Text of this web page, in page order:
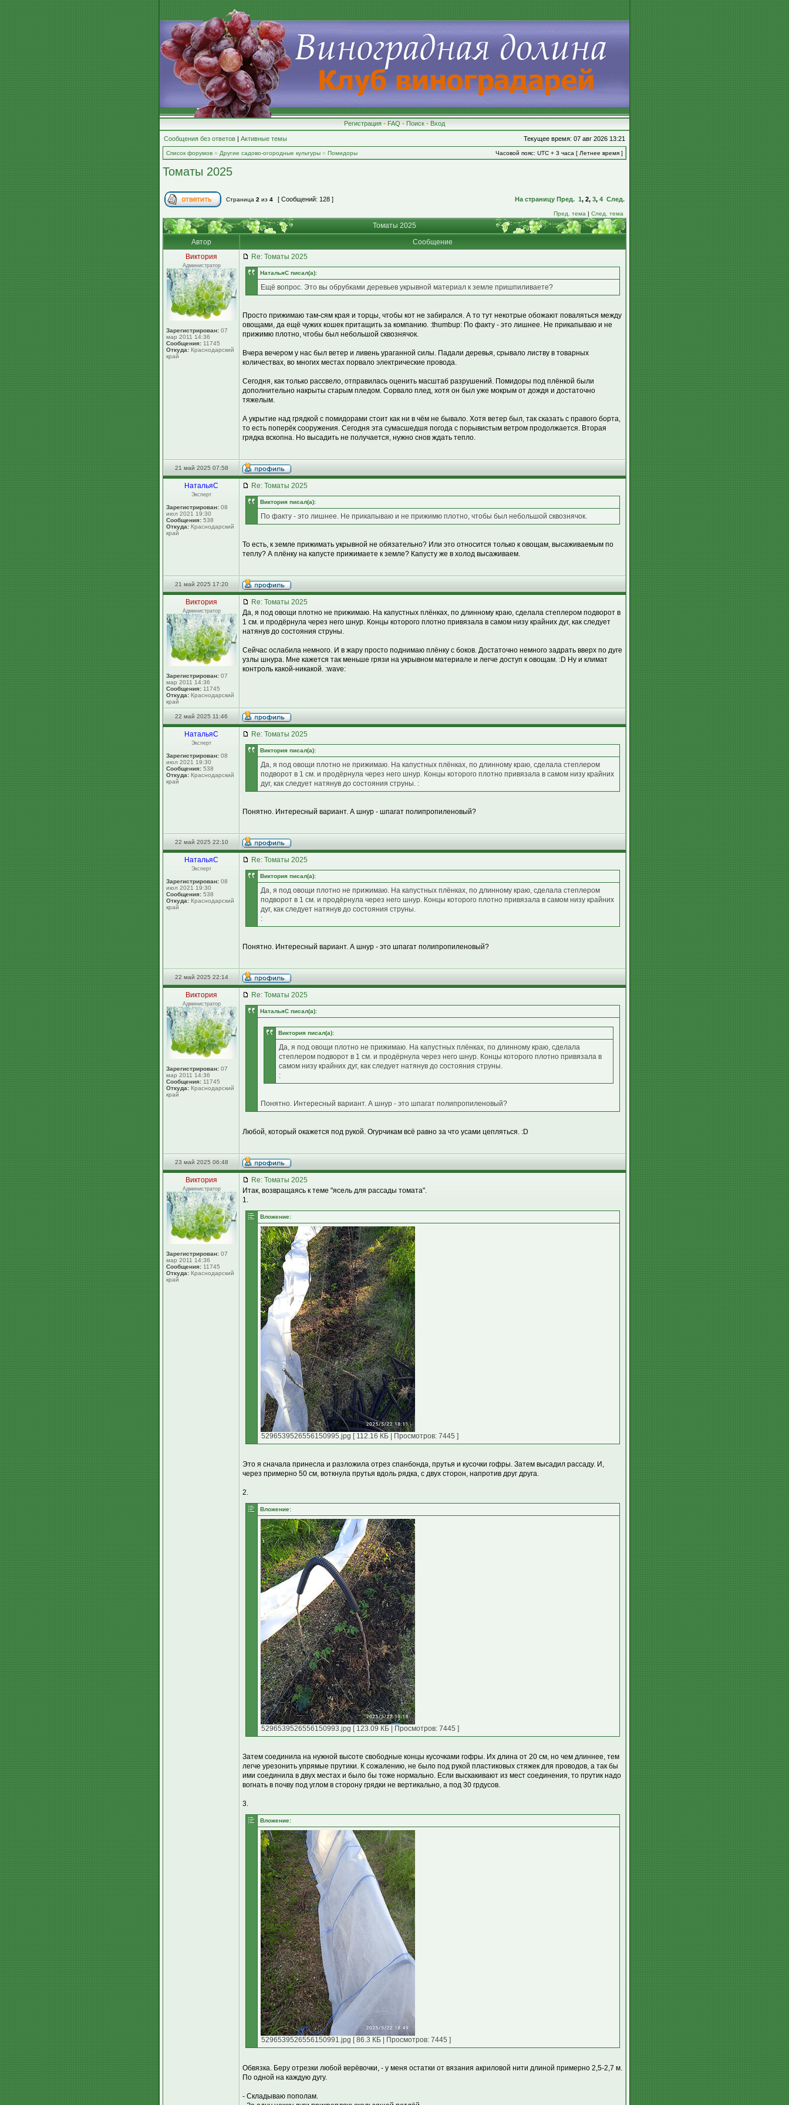
Регистрация • FAQ • Поиск • Вход
Сообщения без ответов | Активные темы Текущее время: 07 авг 2026 13:21
Список форумов » Другие садово-огородные культуры » Помидоры Часовой пояс: UTC + 3 часа [ Летнее время ]
Томаты 2025
Страница 2 из 4 [ Сообщений: 128 ] На страницу Пред. 1, 2, 3, 4 След.
Пред. тема | След. тема
Томаты 2025
Автор
Сообщение
Виктория
Администратор
Зарегистрирован: 07
мар 2011 14:36
Сообщения: 11745
Откуда: Краснодарский
край
Re: Томаты 2025
НатальяС писал(а):
Ещё вопрос. Это вы обрубками деревьев укрывной материал к земле пришпиливаете?
Просто прижимаю там-сям края и торцы, чтобы кот не забирался. А то тут некотрые обожают поваляться между
овощами, да ещё чужих кошек притащить за компанию. :thumbup: По факту - это лишнее. Не прикапываю и не
прижимю плотно, чтобы был небольшой сквознячок.
Вчера вечером у нас был ветер и ливень ураганной силы. Падали деревья, срывало листву в товарных
количествах, во многих местах порвало электрические провода.
Сегодня, как только рассвело, отправилась оценить масштаб разрушений. Помидоры под плёнкой были
дополнительно накрыты старым пледом. Сорвало плед, хотя он был уже мокрым от дождя и достаточно
тяжелым.
А укрытие над грядкой с помидорами стоит как ни в чём не бывало. Хотя ветер был, так сказать с правого борта,
то есть поперёк сооружения. Сегодня эта сумасшедшя погода с порывистым ветром продолжается. Вторая
грядка вскопна. Но высадить не получается, нужно снов ждать тепло.
21 май 2025 07:58
НатальяС
Эксперт
Зарегистрирован: 08
июл 2021 19:30
Сообщения: 538
Откуда: Краснодарский
край
Re: Томаты 2025
Виктория писал(а):
По факту - это лишнее. Не прикапываю и не прижимю плотно, чтобы был небольшой сквознячок.
То есть, к земле прижимать укрывной не обязательно? Или это относится только к овощам, высаживаемым по
теплу? А плёнку на капусте прижимаете к земле? Капусту же в холод высаживаем.
21 май 2025 17:20
Виктория
Администратор
Зарегистрирован: 07
мар 2011 14:36
Сообщения: 11745
Откуда: Краснодарский
край
Re: Томаты 2025
Да, я под овощи плотно не прижимаю. На капустных плёнках, по длинному краю, сделала степлером подворот в
1 см. и продёрнула через него шнур. Концы которого плотно привязала в самом низу крайних дуг, как следует
натянув до состояния струны.
Сейчас ослабила немного. И в жару просто поднимаю плёнку с боков. Достаточно немного задрать вверх по дуге
узлы шнура. Мне кажется так меньше грязи на укрывном материале и легче доступ к овощам. :D Ну и климат
контроль какой-никакой. :wave:
22 май 2025 11:46
НатальяС
Эксперт
Зарегистрирован: 08
июл 2021 19:30
Сообщения: 538
Откуда: Краснодарский
край
Re: Томаты 2025
Виктория писал(а):
Да, я под овощи плотно не прижимаю. На капустных плёнках, по длинному краю, сделала степлером
подворот в 1 см. и продёрнула через него шнур. Концы которого плотно привязала в самом низу крайних
дуг, как следует натянув до состояния струны. :
Понятно. Интересный вариант. А шнур - шпагат полипропиленовый?
22 май 2025 22:10
НатальяС
Эксперт
Зарегистрирован: 08
июл 2021 19:30
Сообщения: 538
Откуда: Краснодарский
край
Re: Томаты 2025
Виктория писал(а):
Да, я под овощи плотно не прижимаю. На капустных плёнках, по длинному краю, сделала степлером
подворот в 1 см. и продёрнула через него шнур. Концы которого плотно привязала в самом низу крайних
дуг, как следует натянув до состояния струны.
:
Понятно. Интересный вариант. А шнур - это шпагат полипропиленовый?
22 май 2025 22:14
Виктория
Администратор
Зарегистрирован: 07
мар 2011 14:36
Сообщения: 11745
Откуда: Краснодарский
край
Re: Томаты 2025
НатальяС писал(а):
Виктория писал(а):
Да, я под овощи плотно не прижимаю. На капустных плёнках, по длинному краю, сделала
степлером подворот в 1 см. и продёрнула через него шнур. Концы которого плотно привязала в
самом низу крайних дуг, как следует натянув до состояния струны.
:
Понятно. Интересный вариант. А шнур - это шпагат полипропиленовый?
Любой, который окажется под рукой. Огурчикам всё равно за что усами цепляться. :D
23 май 2025 06:48
Виктория
Администратор
Зарегистрирован: 07
мар 2011 14:36
Сообщения: 11745
Откуда: Краснодарский
край
Re: Томаты 2025
Итак, возвращаясь к теме "ясель для рассады томата".
1.
Вложение:
5296539526556150995.jpg [ 112.16 КБ | Просмотров: 7445 ]
Это я сначала принесла и разложила отрез спанбонда, прутья и кусочки гофры. Затем высадил рассаду. И,
через примерно 50 см, воткнула прутья вдоль рядка, с двух сторон, напротив друг друга.
2.
Вложение:
5296539526556150993.jpg [ 123.09 КБ | Просмотров: 7445 ]
Затем соединила на нужной высоте свободные концы кусочками гофры. Их длина от 20 см, но чем длиннее, тем
легче урезонить упрямые прутики. К сожалению, не было под рукой пластиковых стяжек для проводов, а так бы
ими соединила в двух местах и было бы тоже нормально. Если выскакивают из мест соединения, то прутик надо
вогнать в почву под углом в сторону грядки не вертикально, а под 30 грдусов.
3.
Вложение:
5296539526556150991.jpg [ 86.3 КБ | Просмотров: 7445 ]
Обвязка. Беру отрезки любой верёвочки, - у меня остатки от вязания акриловой нити длиной примерно 2,5-2,7 м.
По одной на каждую дугу.
- Складываю пополам.